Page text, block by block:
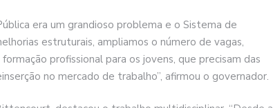
era um grandioso problema e o Sistema de
estruturais, ampliamos o número de vagas,
profissional para os jovens, que precisam das
no mercado de trabalho”, afirmou o governador.